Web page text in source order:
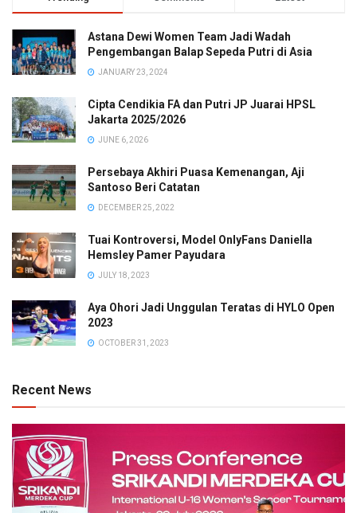
Astana Dewi Women Team Jadi Wadah
Pengembangan Balap Sepeda Putri di Asia
JANUARY 23, 2024
Cipta Cendikia FA dan Putri JP Juarai HPSL
Jakarta 2025/2026
JUNE 6, 2026
Persebaya Akhiri Puasa Kemenangan, Aji
Santoso Beri Catatan
DECEMBER 25, 2022
Tuai Kontroversi, Model OnlyFans Daniella
Hemsley Pamer Payudara
JULY 18, 2023
Aya Ohori Jadi Unggulan Teratas di HYLO Open
2023
OCTOBER 31, 2023
Recent News